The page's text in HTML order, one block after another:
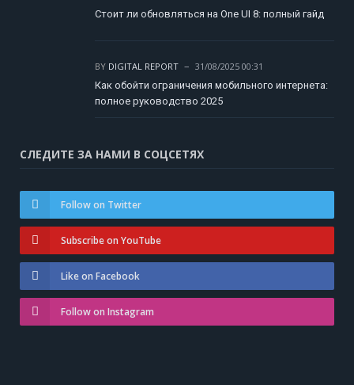
Стоит ли обновляться на One UI 8: полный гайд
BY DIGITAL REPORT
31/08/2025 00:31
Как обойти ограничения мобильного интернета:
полное руководство 2025
СЛЕДИТЕ ЗА НАМИ В СОЦСЕТЯХ
Follow on Twitter
Subscribe on YouTube
Like on Facebook
Follow on Instagram